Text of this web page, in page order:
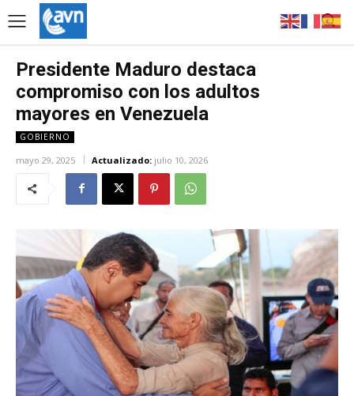
Presidente Maduro destaca
compromiso con los adultos
mayores en Venezuela
GOBIERNO
mayo 29, 2025 Actualizado: julio 10, 2026